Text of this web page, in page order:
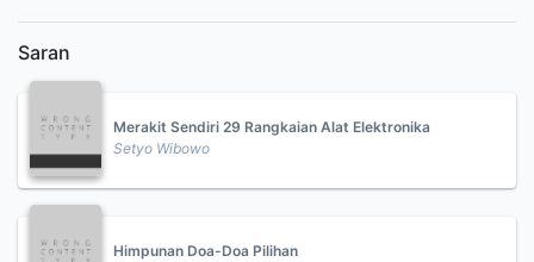
Saran
Merakit Sendiri 29 Rangkaian Alat Elektronika
Setyo Wibowo
Himpunan Doa-Doa Pilihan